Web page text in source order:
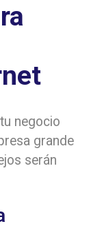
negocio
grande
serán